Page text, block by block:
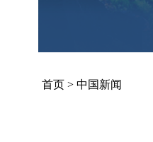
首页 > 中国新闻